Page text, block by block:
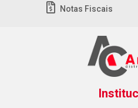
Notas Fiscais